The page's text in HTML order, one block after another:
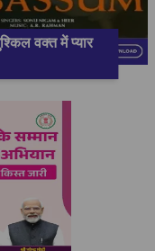
वक्त में प्यार